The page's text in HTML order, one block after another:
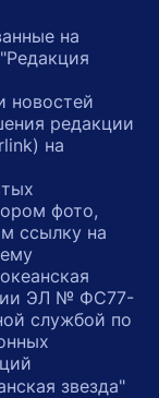
на
новостей
редакции
на
фото,
ссылку на
ЭЛ № ФС77-
службой по
звезда"